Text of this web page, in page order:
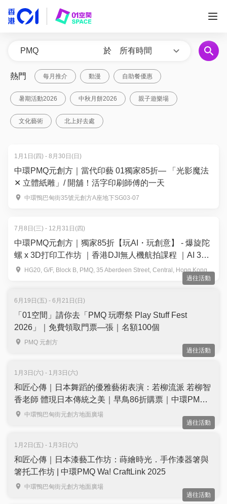
於 所有時間
熱門 每月推介 動漫 自助餐優惠
暑期活動2026 中秋月餅2026 親子遊樂場
文化藝術 北上好去處
1月1日(四) - 8月30日(日)
中環PMQ元創方｜當代印藝 01獨家85折— 「光影魔法
✕ 立體紙雕」/ 開舖！活字印刷師傅的一天
中環鴨巴甸街35號元創方A座地下SG03-07
7月8日(三) - 12月31日(四)
中環PMQ元創方｜獨家85折【玩AI・玩創意】 - 爆旋陀
螺 x 3D打印工作坊 ｜香港DJI無人機航拍課程 ｜AI 3D
打印趣味體驗班
HG20, G/F, Block B, PMQ, 35 Aberdeen Street, Central, Hong Kong
過往活動
6月19日(五) - 6月21日(日)
「01空間」請你去「PMQ 玩嘢祭 Play Stuff Fest
2026」｜免費領取門票—張｜名額100個
PMQ 元創方
過往活動
1月3日(六) - 1月3日(六)
和匠心傳｜日本舞蹈的優雅藝術表演：若柳流派 若柳智
香老師 體現日本傳統之美｜早鳥86折購票｜中環PMQ
Wa! CraftLink 2025
中環鴨巴甸街元創方地面廣場
過往活動
1月2日(五) - 1月3日(六)
和匠心傳｜日本漆藝工作坊：蒔繪時光．手作漆器箸與
箸托工作坊 | 中環PMQ Wa! CraftLink 2025
中環鴨巴甸街元創方地面廣場
過往活動